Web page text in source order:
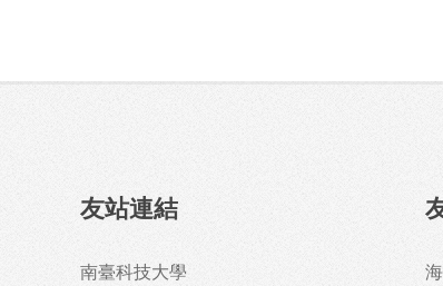
友站連結
南臺科技大學